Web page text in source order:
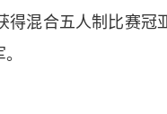
混合五人制比赛冠